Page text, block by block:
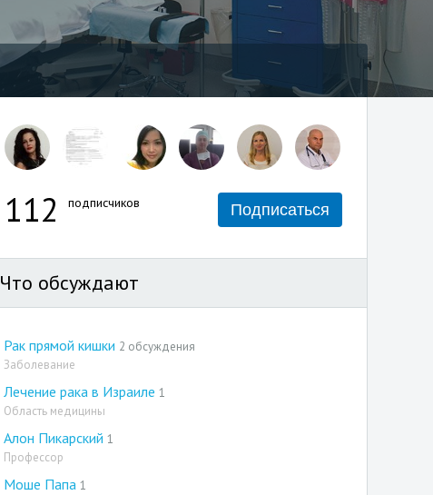
112 подписчиков Подписаться
Что обсуждают
Рак прямой кишки 2 обсуждения
Заболевание
Лечение рака в Израиле 1
Область медицины
Алон Пикарский 1
Профессор
Моше Папа 1